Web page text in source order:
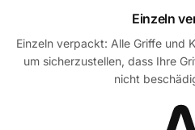
Einzeln
Einzeln verpackt: Alle Griffe und
um sicherzustellen, dass Ihre
nicht